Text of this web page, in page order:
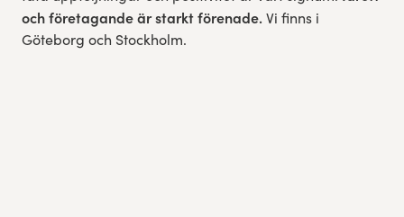
och företagande är starkt förenade.Vi finns i
Göteborg och Stockholm.